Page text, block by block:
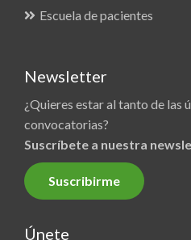
Escuela de pacientes
Newsletter
¿Quieres estar al tanto de las
convocatorias?
Suscríbete a nuestra
Suscribirme
Únete